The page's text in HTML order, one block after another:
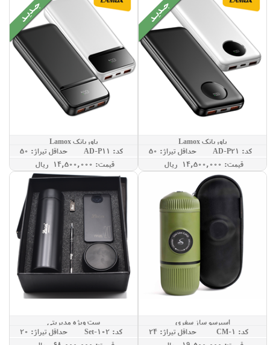
پاوربانک Lamox
کد: AD-P21
حداقل تيراژ: 50
قيمت: 14,500,000 ريال
پاوربانک Lamox
کد: AD-P11
حداقل تيراژ: 50
قيمت: 14,500,000 ريال
اسپرسو ساز سفری
کد: CM-1
حداقل تيراژ: 24
ست ویژه مدیریتی
کد: Set-102
حداقل تيراژ: 20